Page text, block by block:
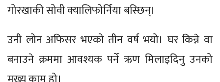
गोरखाकी सोवी क्यालिफोर्निया बस्छिन्।
उनी लोन अफिसर भएको तीन वर्ष भयो। घर किन्ने वा
बनाउने क्रममा आवश्यक पर्ने ऋण मिलाइदिनु उनको